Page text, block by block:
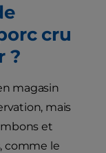
cru
?
magasin
mais
et
comme le